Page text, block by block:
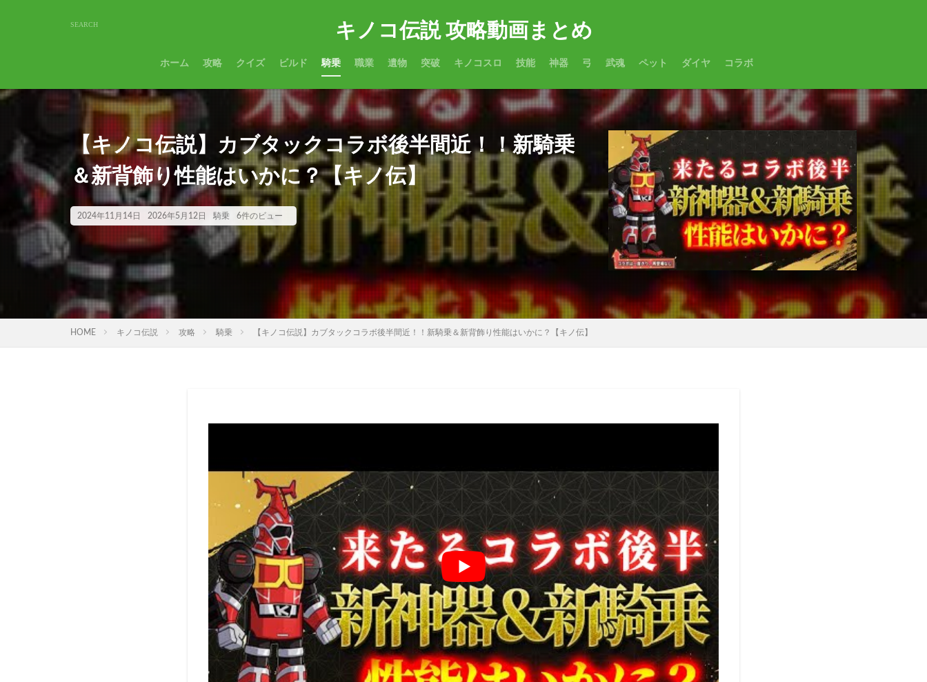
キノコ伝説 攻略動画まとめ
ホーム 攻略 クイズ ビルド 騎乗 職業 遺物 突破 キノコスロ 技能 神器 弓 武魂 ペット ダイヤ コラボ
【キノコ伝説】カブタックコラボ後半間近！！新騎乗
＆新背飾り性能はいかに？【キノ伝】
2024年11月14日 2026年5月12日 騎乗 6件のビュー
HOME キノコ伝説 攻略 騎乗 【キノコ伝説】カブタックコラボ後半間近！！新騎乗＆新背飾り性能はいかに？【キノ伝】